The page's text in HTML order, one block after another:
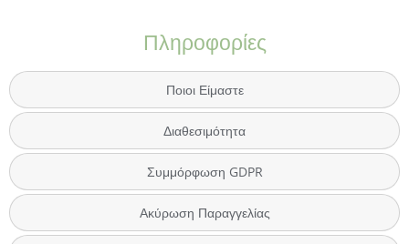
Πληροφορίες
Ποιοι Είμαστε
Διαθεσιμότητα
Συμμόρφωση GDPR
Ακύρωση Παραγγελίας